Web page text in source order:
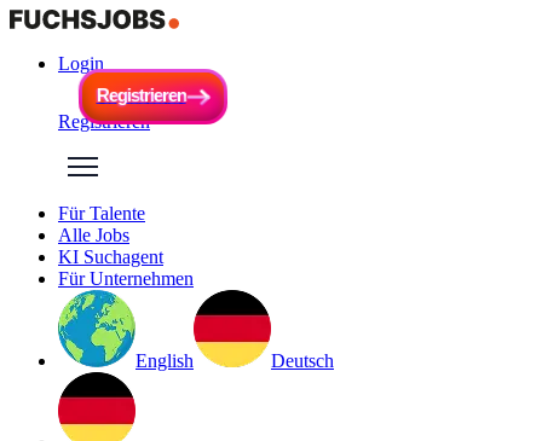
Login
Registrieren
Registrieren
Registrieren
Für Talente
Alle Jobs
KI Suchagent
Für Unternehmen
English Deutsch